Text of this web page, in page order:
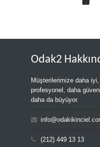
Odak2
Müşterilerimize daha
profesyonel, daha
daha da büyüyor.
(212) 449 13 13